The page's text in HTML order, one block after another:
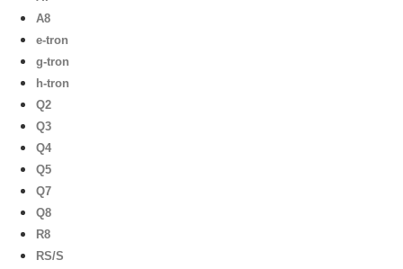
A8
e-tron
g-tron
h-tron
Q2
Q3
Q4
Q5
Q7
Q8
R8
RS/S